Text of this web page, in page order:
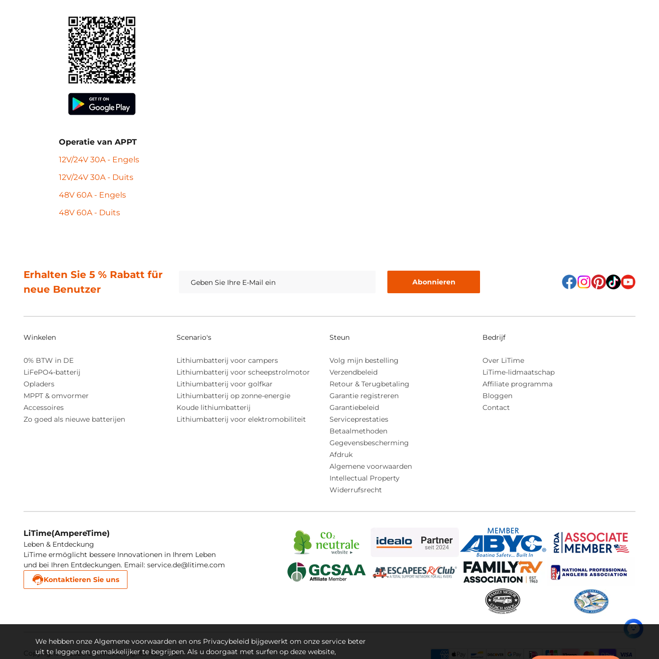
Operatie van APPT
12V/24V 30A - Engels
12V/24V 30A - Duits
48V 60A - Engels
48V 60A - Duits
Erhalten Sie 5 % Rabatt für
neue Benutzer
Abonnieren
Winkelen
0% BTW in DE
LiFePO4-batterij
Opladers
MPPT & omvormer
Accessoires
Zo goed als nieuwe batterijen
Scenario's
Lithiumbatterij voor campers
Lithiumbatterij voor scheepstrolmotor
Lithiumbatterij voor golfkar
Lithiumbatterij op zonne-energie
Koude lithiumbatterij
Lithiumbatterij voor elektromobiliteit
Steun
Volg mijn bestelling
Verzendbeleid
Retour & Terugbetaling
Garantie registreren
Garantiebeleid
Serviceprestaties
Betaalmethoden
Gegevensbescherming
Afdruk
Algemene voorwaarden
Intellectual Property
Widerrufsrecht
Bedrijf
Over LiTime
LiTime-lidmaatschap
Affiliate programma
Bloggen
Contact
LiTime(AmpereTime)
Leben & Entdeckung
LiTime ermöglicht bessere Innovationen in Ihrem Leben
und bei Ihren Entdeckungen. Email: service.de@litime.com
Kontaktieren Sie uns
Copyright @ 2026 LiTime All Rights Reserved
We hebben onze Algemene voorwaarden en ons Privacybeleid bijgewerkt om onze service beter
uit te leggen en gemakkelijker te begrijpen. Als u doorgaat met surfen op deze website,